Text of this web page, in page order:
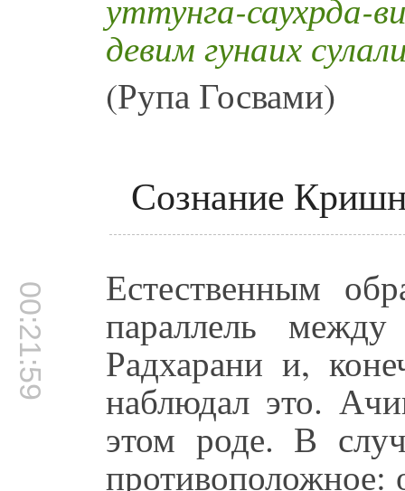
девим гунаих
(Рупа Госвами)
Сознание
00:21:59 Естественным
параллель
Радхарани и,
наблюдал это.
этом роде. В
противоположное: